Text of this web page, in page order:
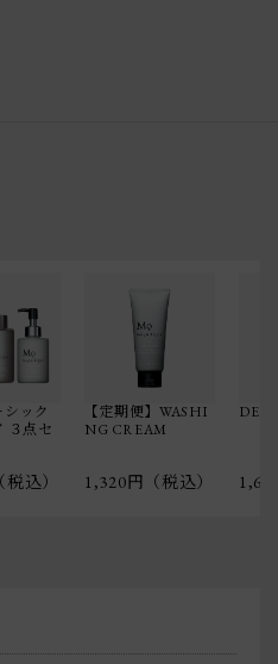
ック
３点セ
込）
【定期便】WASHI
NG CREAM
1,320円（税込）